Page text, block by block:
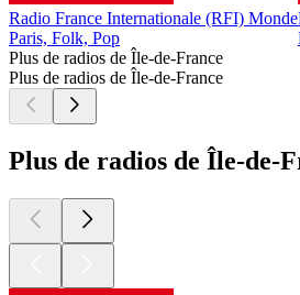
Radio France Internationale (RFI) Monde
Paris, Folk, Pop
Plus de radios de Île-de-France
Plus de radios de Île-de-France
Plus de radios de Île-de-